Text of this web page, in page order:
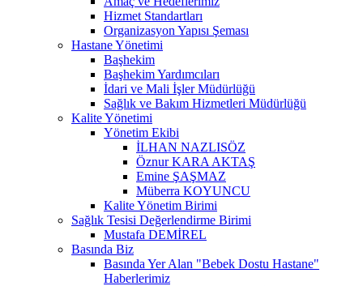
Hizmet Standartları
Organizasyon Yapısı Şeması
Hastane Yönetimi
Başhekim
Başhekim Yardımcıları
İdari ve Mali İşler Müdürlüğü
Sağlık ve Bakım Hizmetleri Müdürlüğü
Kalite Yönetimi
Yönetim Ekibi
İLHAN NAZLISÖZ
Öznur KARA AKTAŞ
Emine ŞAŞMAZ
Müberra KOYUNCU
Kalite Yönetim Birimi
Sağlık Tesisi Değerlendirme Birimi
Mustafa DEMİREL
Basında Biz
Basında Yer Alan "Bebek Dostu Hastane"
Haberlerimiz